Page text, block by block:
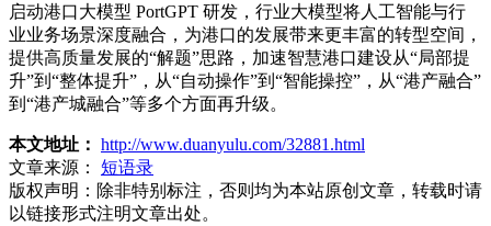
启动港口大模型 PortGPT 研发，行业大模型将人工智能与行
业业务场景深度融合，为港口的发展带来更丰富的转型空间，
提供高质量发展的“解题”思路，加速智慧港口建设从“局部提
升”到“整体提升”，从“自动操作”到“智能操控”，从“港产融合”
到“港产城融合”等多个方面再升级。
本文地址： http://www.duanyulu.com/32881.html
文章来源：
短语录
版权声明： 除非特别标注，否则均为本站原创文章，转载时请
以链接形式注明文章出处。